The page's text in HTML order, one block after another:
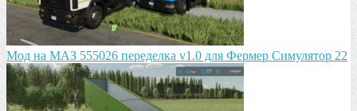
Мод на МАЗ 555026 пeрeдeлка v1.0 для Фермер Симулятор 22